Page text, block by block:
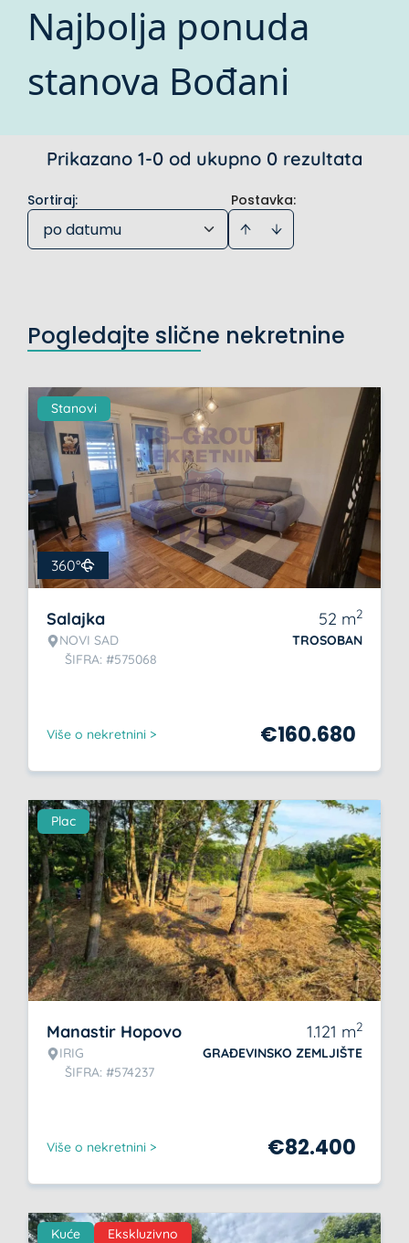
Najbolja ponuda
stanova Bođani
Prikazano 1-0 od ukupno 0 rezultata
Postavka:
Sortiraj:
po datumu
Pogledajte slične nekretnine
Stanovi
360°
Salajka
NOVI SAD
ŠIFRA: #575068
52 m2
TROSOBAN
Više o nekretnini > €160.680
Plac
Manastir Hopovo
IRIG
ŠIFRA: #574237
1.121 m2
GRAĐEVINSKO ZEMLJIŠTE
Više o nekretnini > €82.400
Kuće Ekskluzivno